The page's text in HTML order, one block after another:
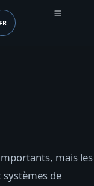
(mobile
FR
mais les
de